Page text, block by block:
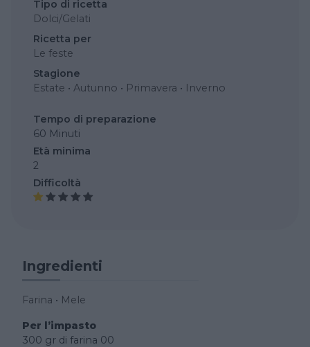
Tipo di ricetta
Dolci/Gelati
Ricetta per
Le feste
Stagione
Estate • Autunno • Primavera • Inverno
Tempo di preparazione
60 Minuti
Età minima
2
Difficoltà
Ingredienti
Farina • Mele
Per l’impasto
300 gr di farina 00